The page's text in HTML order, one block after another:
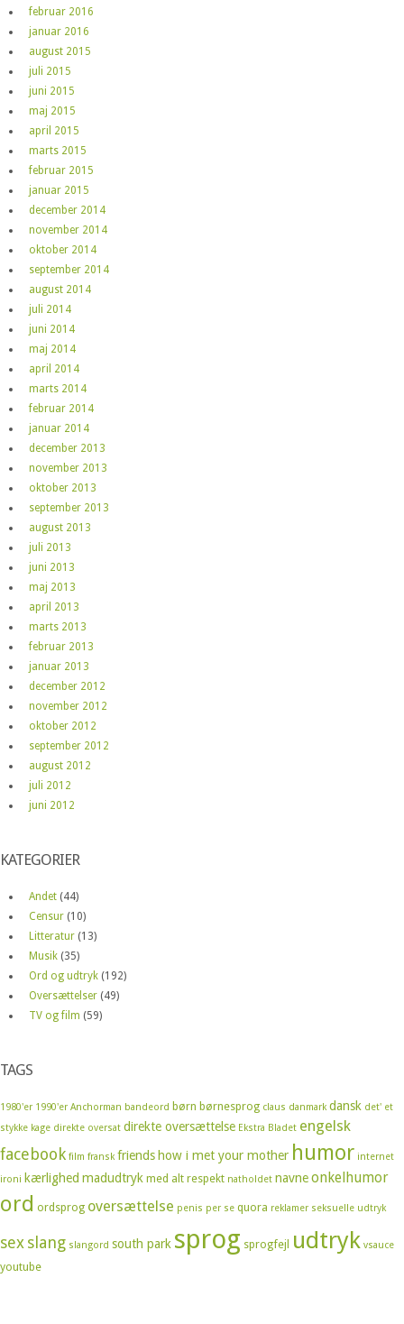
februar 2016
januar 2016
august 2015
juli 2015
juni 2015
maj 2015
april 2015
marts 2015
februar 2015
januar 2015
december 2014
november 2014
oktober 2014
september 2014
august 2014
juli 2014
juni 2014
maj 2014
april 2014
marts 2014
februar 2014
januar 2014
december 2013
november 2013
oktober 2013
september 2013
august 2013
juli 2013
juni 2013
maj 2013
april 2013
marts 2013
februar 2013
januar 2013
december 2012
november 2012
oktober 2012
september 2012
august 2012
juli 2012
juni 2012
KATEGORIER
Andet (44)
Censur (10)
Litteratur (13)
Musik (35)
Ord og udtryk (192)
Oversættelser (49)
TV og film (59)
TAGS
1980'er 1990'er Anchorman bandeord børn børnesprog claus danmark dansk det' et
stykke kage direkte oversat direkte oversættelse Ekstra Bladet engelsk
facebook film fransk friends how i met your mother humor internet
ironi kærlighed madudtryk med alt respekt natholdet navneonkelhumor
ord ordsprog oversættelse penis per se quora reklamer seksuelle udtryk
sexslang slangord south park sprog sprogfejl udtryk vsauce
youtube